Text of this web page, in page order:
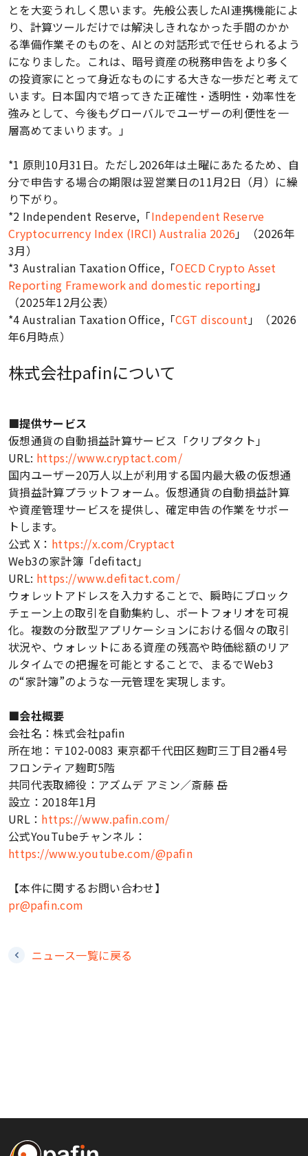
ニュース
お問い合わせ
とを大変うれしく思います。先般公表したAI連携機能によ
り、計算ツールだけでは解決しきれなかった手間のかか
る準備作業そのものを、AIとの対話形式で任せられるよう
になりました。これは、暗号資産の税務申告をより多く
の投資家にとって身近なものにする大きな一歩だと考えて
います。日本国内で培ってきた正確性・透明性・効率性を
強みとして、今後もグローバルでユーザーの利便性を一
層高めてまいります。」
*1 原則10月31日。ただし2026年は土曜にあたるため、自
分で申告する場合の期限は翌営業日の11月2日（月）に繰
り下がり。
*2 Independent Reserve,「Independent Reserve
Cryptocurrency Index (IRCI) Australia 2026 」（2026年
3月）
*3 Australian Taxation Office,「OECD Crypto Asset
Reporting Framework and domestic reporting 」
（2025年12月公表）
*4 Australian Taxation Office,「CGT discount 」（2026
年6月時点）
株式会社pafinについて
■提供サービス
仮想通貨の自動損益計算サービス「クリプタクト」
URL: https://www.cryptact.com/
国内ユーザー20万人以上が利用する国内最大級の仮想通
貨損益計算プラットフォーム。仮想通貨の自動損益計算
や資産管理サービスを提供し、確定申告の作業をサポー
トします。
公式 X： https://x.com/Cryptact
Web3の家計簿「defitact」
URL: https://www.defitact.com/
ウォレットアドレスを入力することで、瞬時にブロック
チェーン上の取引を自動集約し、ポートフォリオを可視
化。複数の分散型アプリケーションにおける個々の取引
状況や、ウォレットにある資産の残高や時価総額のリア
ルタイムでの把握を可能とすることで、まるでWeb3
の“家計簿”のような一元管理を実現します。
■会社概要
会社名：株式会社pafin
所在地：〒102-0083 東京都千代田区麹町三丁目2番4号
フロンティア麹町5階
共同代表取締役：アズムデ アミン／斎藤 岳
設立：2018年1月
URL： https://www.pafin.com/
公式YouTubeチャンネル：
https://www.youtube.com/@pafin
【本件に関するお問い合わせ】
pr@pafin.com
ニュース一覧に戻る